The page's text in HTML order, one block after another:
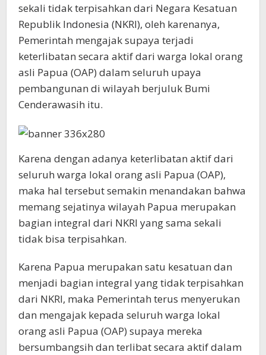
sekali tidak terpisahkan dari Negara Kesatuan
Republik Indonesia (NKRI), oleh karenanya,
Pemerintah mengajak supaya terjadi
keterlibatan secara aktif dari warga lokal orang
asli Papua (OAP) dalam seluruh upaya
pembangunan di wilayah berjuluk Bumi
Cenderawasih itu.
Karena dengan adanya keterlibatan aktif dari
seluruh warga lokal orang asli Papua (OAP),
maka hal tersebut semakin menandakan bahwa
memang sejatinya wilayah Papua merupakan
bagian integral dari NKRI yang sama sekali
tidak bisa terpisahkan.
Karena Papua merupakan satu kesatuan dan
menjadi bagian integral yang tidak terpisahkan
dari NKRI, maka Pemerintah terus menyerukan
dan mengajak kepada seluruh warga lokal
orang asli Papua (OAP) supaya mereka
bersumbangsih dan terlibat secara aktif dalam